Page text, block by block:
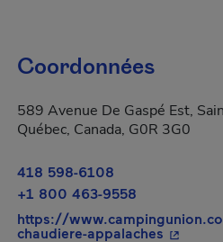
Coordonnées
589 Avenue De Gaspé Est,
Québec, Canada, G0R 3G0
418 598-6108
+1 800 463-9558
https://
chaudiere-appalaches- Cet